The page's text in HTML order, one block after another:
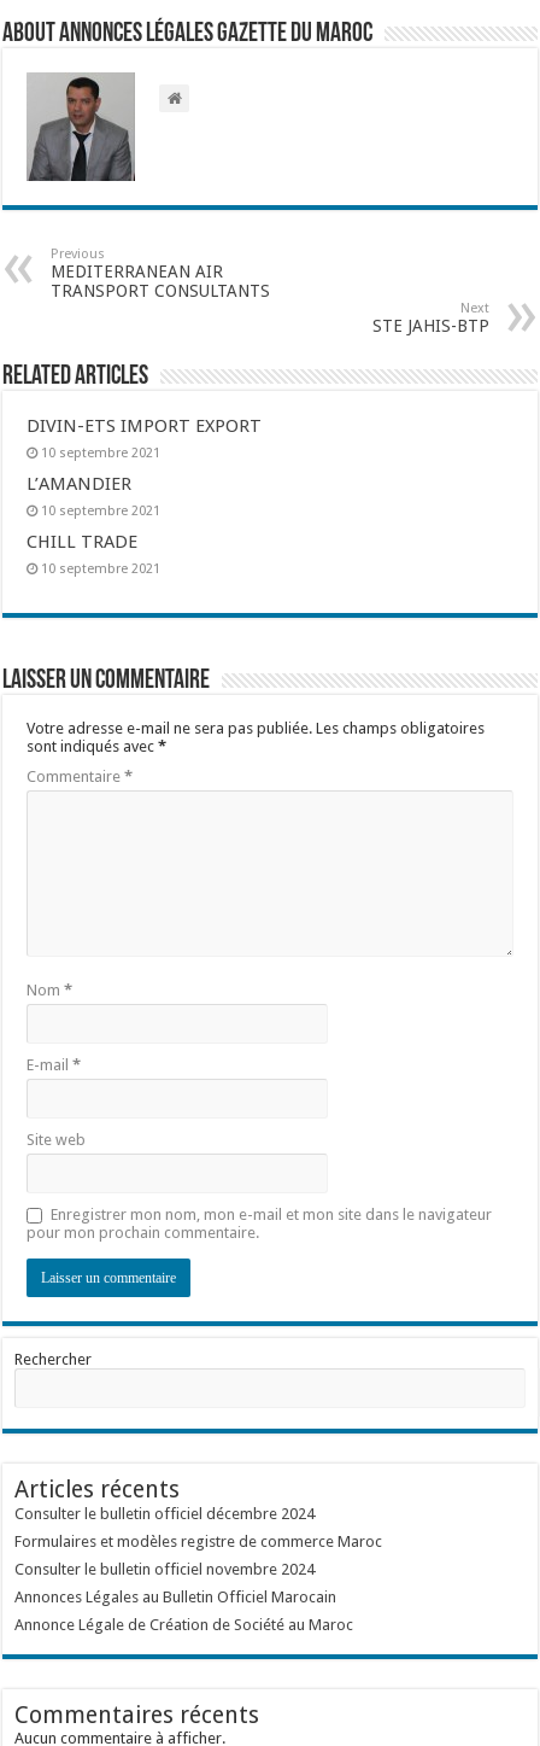
About Annonces légales Gazette du Maroc
Previous
MEDITERRANEAN AIR
TRANSPORT CONSULTANTS
Next
STE JAHIS-BTP
Related Articles
DIVIN-ETS IMPORT EXPORT
10 septembre 2021
L’AMANDIER
10 septembre 2021
CHILL TRADE
10 septembre 2021
Laisser un commentaire
Votre adresse e-mail ne sera pas publiée. Les champs obligatoires
sont indiqués avec*
Commentaire*
Nom*
E-mail*
Site web
Enregistrer mon nom, mon e-mail et mon site dans le navigateur
pour mon prochain commentaire.
Rechercher
Articles récents
Consulter le bulletin officiel décembre 2024
Formulaires et modèles registre de commerce Maroc
Consulter le bulletin officiel novembre 2024
Annonces Légales au Bulletin Officiel Marocain
Annonce Légale de Création de Société au Maroc
Commentaires récents
Aucun commentaire à afficher.